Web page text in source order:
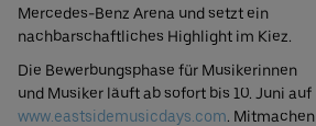
Mercedes-Benz Arena und setzt ein
nachbarschaftliches Highlight im Kiez.
Die Bewerbungsphase für Musikerinnen
und Musiker läuft ab sofort bis 10. Juni auf
www.eastsidemusicdays.com. Mitmachen